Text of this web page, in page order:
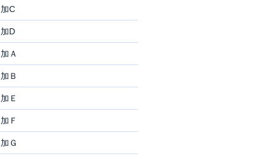
C
D
Ａ
Ｂ
Ｅ
Ｆ
Ｇ